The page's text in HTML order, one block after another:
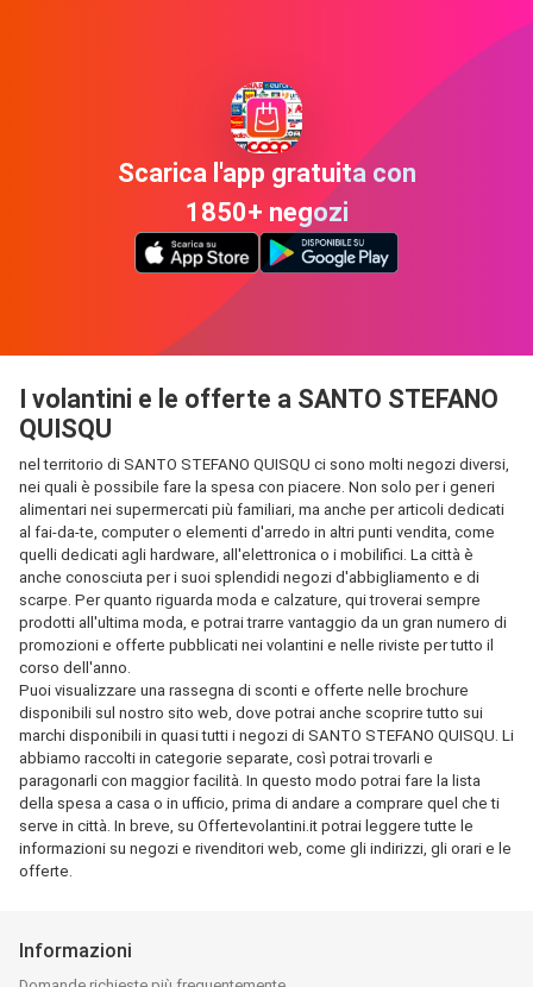
Scarica l'app gratuita con
1850+ negozi
I volantini e le offerte a SANTO STEFANO
QUISQU
nel territorio di SANTO STEFANO QUISQU ci sono molti negozi diversi,
nei quali è possibile fare la spesa con piacere. Non solo per i generi
alimentari nei supermercati più familiari, ma anche per articoli dedicati
al fai-da-te, computer o elementi d'arredo in altri punti vendita, come
quelli dedicati agli hardware, all'elettronica o i mobilifici. La città è
anche conosciuta per i suoi splendidi negozi d'abbigliamento e di
scarpe. Per quanto riguarda moda e calzature, qui troverai sempre
prodotti all'ultima moda, e potrai trarre vantaggio da un gran numero di
promozioni e offerte pubblicati nei volantini e nelle riviste per tutto il
corso dell'anno.
Puoi visualizzare una rassegna di sconti e offerte nelle brochure
disponibili sul nostro sito web, dove potrai anche scoprire tutto sui
marchi disponibili in quasi tutti i negozi di SANTO STEFANO QUISQU. Li
abbiamo raccolti in categorie separate, così potrai trovarli e
paragonarli con maggior facilità. In questo modo potrai fare la lista
della spesa a casa o in ufficio, prima di andare a comprare quel che ti
serve in città. In breve, su Offertevolantini.it potrai leggere tutte le
informazioni su negozi e rivenditori web, come gli indirizzi, gli orari e le
offerte.
Informazioni